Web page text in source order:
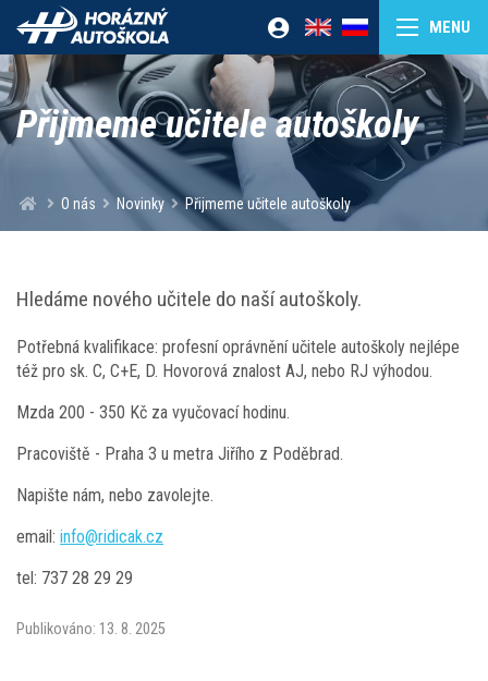
Přijmeme učitele autoškoly
O nás Novinky Přijmeme učitele autoškoly
Hledáme nového učitele do naší autoškoly.
Potřebná kvalifikace: profesní oprávnění učitele autoškoly nejlépe
též pro sk. C, C+E, D. Hovorová znalost AJ, nebo RJ výhodou.
Mzda 200 - 350 Kč za vyučovací hodinu.
Pracoviště - Praha 3 u metra Jiřího z Poděbrad.
Napište nám, nebo zavolejte.
email: info@ridicak.cz
tel: 737 28 29 29
Publikováno: 13. 8. 2025